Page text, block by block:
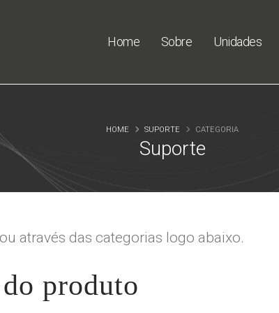
Home Sobre Unidades
Suporte
HOME SUPORTE CATEGORIA
através das categorias logo abaixo.
produto